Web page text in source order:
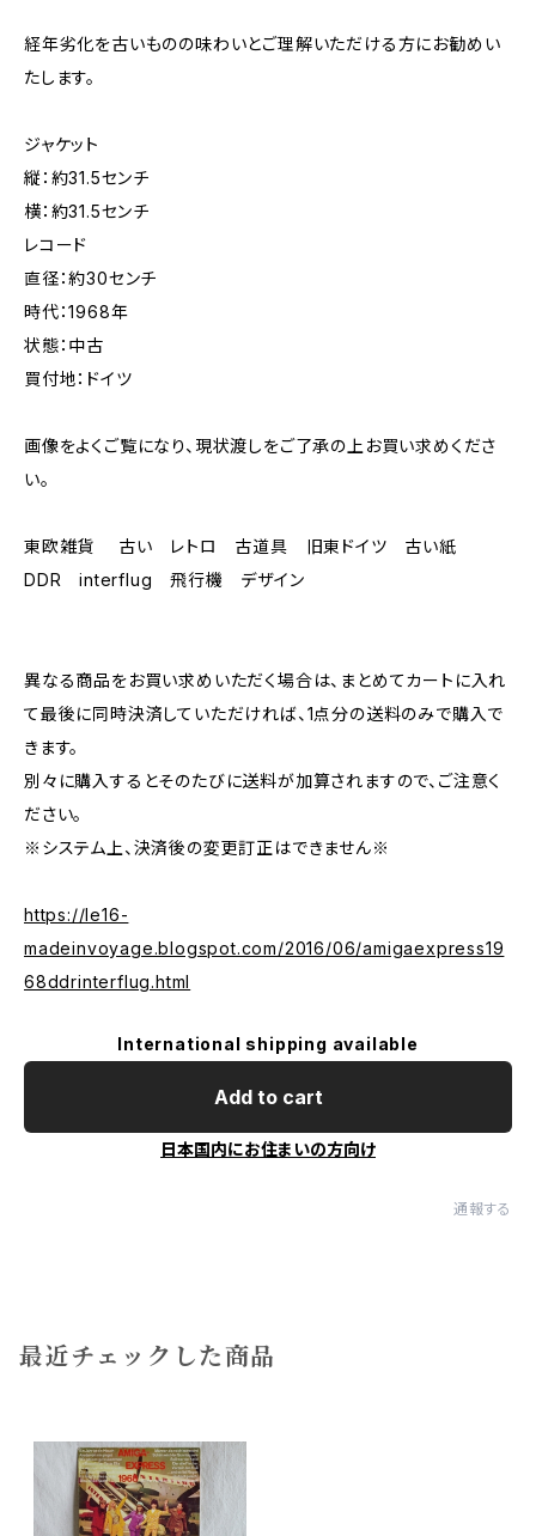
経年劣化を古いものの味わいとご理解いただける方にお勧めい
たします。
ジャケット
縦：約31.5センチ
横：約31.5センチ
レコード
直径：約30センチ
時代：1968年
状態：中古
買付地：ドイツ
画像をよくご覧になり、現状渡しをご了承の上お買い求めくださ
い。
東欧雑貨 古い レトロ 古道具 旧東ドイツ 古い紙
DDR interflug 飛行機 デザイン
異なる商品をお買い求めいただく場合は、まとめてカートに入れ
て最後に同時決済していただければ、1点分の送料のみで購入で
きます。
別々に購入するとそのたびに送料が加算されますので、ご注意く
ださい。
※システム上、決済後の変更訂正はできません※
https://le16-
madeinvoyage.blogspot.com/2016/06/amigaexpress19
68ddrinterflug.html
International shipping available
Add to cart
日本国内にお住まいの方向け
通報する
最近チェックした商品